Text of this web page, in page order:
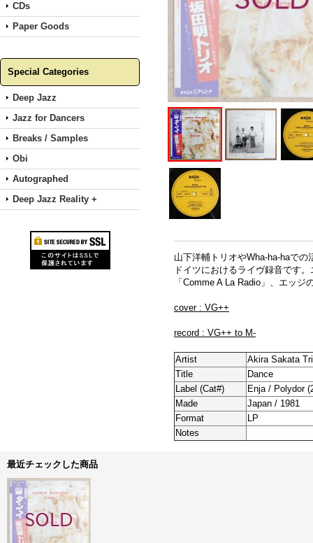
CDs
Paper Goods
Special Categories
Deep Jazz
Jazz for Dancers
Breaks / Samples
Obi
Autographed
Deep Jazz Reality +
山下洋輔トリオやWha-ha-haで
ドイツにおけるライヴ録音です
「Comme A La Radio」、エッジ
cover : VG++
record : VG++ to M-
Artist
Akira Sakata
Title
Dance
Label (Cat#)
Enja / Polydor
Made
Japan / 1981
Format
LP
Notes
最近チェックした商品